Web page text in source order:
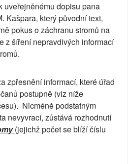
uveřejněnému dopisu pana
Kašpara, který původní text,
pokus o záchranu stromů na
z šíření nepravdivých informací
zpřesnění informací, které úřad
postupně (viz níže
Nicméně podstatným
nevyvrací, zůstává rozhodnutí
(jejichž počet se blíží číslu